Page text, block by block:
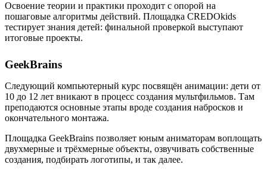
Освоение теории и практики проходит с опорой на
пошаговые алгоритмы действий. Площадка CREDOkids
тестирует знания детей: финальной проверкой выступают
итоговые проекты.
GeekBrains
Следующий компьютерный курс посвящён анимации: дети от
10 до 12 лет вникают в процесс создания мультфильмов. Там
преподаются основные этапы вроде создания набросков и
окончательного монтажа.
Площадка GeekBrains позволяет юным аниматорам воплощать
двухмерные и трёхмерные объекты, озвучивать собственные
создания, подбирать логотипы, и так далее.